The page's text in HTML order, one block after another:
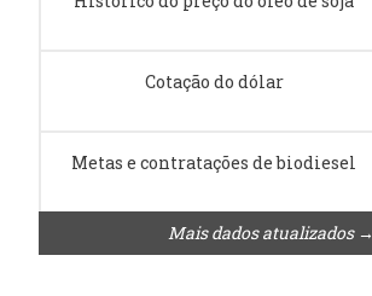
Cotação do dólar
Metas e contratações de biodiesel
Mais dados atualizados →